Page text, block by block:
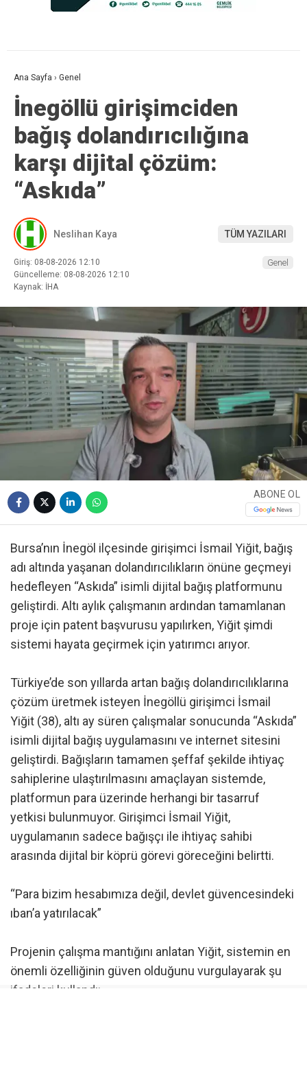
Ana Sayfa › Genel
İnegöllü girişimciden
bağış dolandırıcılığına
karşı dijital çözüm:
“Askıda”
Neslihan Kaya TÜM YAZILARI
Giriş: 08-08-2026 12:10
Güncelleme: 08-08-2026 12:10
Kaynak: İHA
Genel
ABONE OL
Bursa’nın İnegöl ilçesinde girişimci İsmail Yiğit, bağış
adı altında yaşanan dolandırıcılıkların önüne geçmeyi
hedefleyen “Askıda” isimli dijital bağış platformunu
geliştirdi. Altı aylık çalışmanın ardından tamamlanan
proje için patent başvurusu yapılırken, Yiğit şimdi
sistemi hayata geçirmek için yatırımcı arıyor.
Türkiye’de son yıllarda artan bağış dolandırıcılıklarına
çözüm üretmek isteyen İnegöllü girişimci İsmail
Yiğit (38), altı ay süren çalışmalar sonucunda “Askıda”
isimli dijital bağış uygulamasını ve internet sitesini
geliştirdi. Bağışların tamamen şeffaf şekilde ihtiyaç
sahiplerine ulaştırılmasını amaçlayan sistemde,
platformun para üzerinde herhangi bir tasarruf
yetkisi bulunmuyor. Girişimci İsmail Yiğit,
uygulamanın sadece bağışçı ile ihtiyaç sahibi
arasında dijital bir köprü görevi göreceğini belirtti.
“Para bizim hesabımıza değil, devlet güvencesindeki
ıban’a yatırılacak”
Projenin çalışma mantığını anlatan Yiğit, sistemin en
önemli özelliğinin güven olduğunu vurgulayarak şu
ifadeleri kullandı: